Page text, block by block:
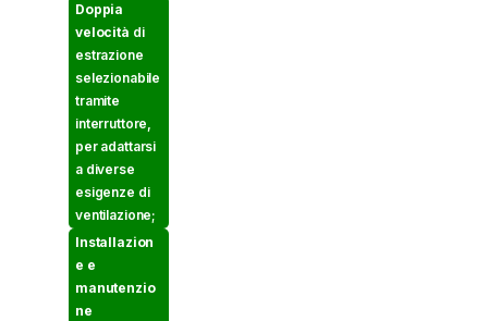
Doppia
velocità di
estrazione
selezionabile
tramite
interruttore,
per adattarsi
a diverse
esigenze di
ventilazione;
Installazion
e e
manutenzio
ne